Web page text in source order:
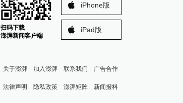
扫码下载
澎湃新闻客户端
iPhone版
iPad版
关于澎湃 加入澎湃 联系我们 广告合作
法律声明 隐私政策 澎湃矩阵 新闻报料